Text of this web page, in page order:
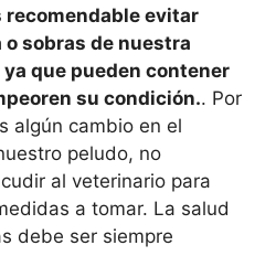
recomendable evitar
sobras de nuestra
que pueden contener
su condición.. Por
algún cambio en el
peludo, no
al veterinario para
a tomar. La salud
debe ser siempre